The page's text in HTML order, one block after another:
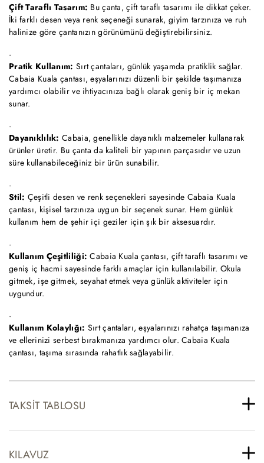
Çift Taraflı Tasarım: Bu çanta, çift taraflı tasarımı ile dikkat çeker.
İki farklı desen veya renk seçeneği sunarak, giyim tarzınıza ve ruh
halinize göre çantanızın görünümünü değiştirebilirsiniz.
Pratik Kullanım: Sırt çantaları, günlük yaşamda pratiklik sağlar.
Cabaia Kuala çantası, eşyalarınızı düzenli bir şekilde taşımanıza
yardımcı olabilir ve ihtiyacınıza bağlı olarak geniş bir iç mekan
sunar.
Dayanıklılık: Cabaia, genellikle dayanıklı malzemeler kullanarak
ürünler üretir. Bu çanta da kaliteli bir yapının parçasıdır ve uzun
süre kullanabileceğiniz bir ürün sunabilir.
Stil: Çeşitli desen ve renk seçenekleri sayesinde Cabaia Kuala
çantası, kişisel tarzınıza uygun bir seçenek sunar. Hem günlük
kullanım hem de şehir içi geziler için şık bir aksesuardır.
Kullanım Çeşitliliği: Cabaia Kuala çantası, çift taraflı tasarımı ve
geniş iç hacmi sayesinde farklı amaçlar için kullanılabilir. Okula
gitmek, işe gitmek, seyahat etmek veya günlük aktiviteler için
uygundur.
Kullanım Kolaylığı: Sırt çantaları, eşyalarınızı rahatça taşımanıza
ve ellerinizi serbest bırakmanıza yardımcı olur. Cabaia Kuala
çantası, taşıma sırasında rahatlık sağlayabilir.
TAKSIT TABLOSU
KILAVUZ